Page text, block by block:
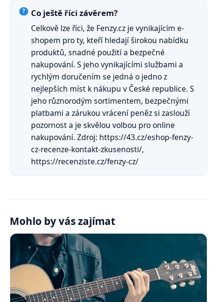
Co ještě říci závěrem?
Celkově lze říci, že Fenzy.cz je vynikajícím e-
shopem pro ty, kteří hledají širokou nabídku
produktů, snadné použití a bezpečné
nakupování. S jeho vynikajícími službami a
rychlým doručením se jedná o jedno z
nejlepších míst k nákupu v České republice. S
jeho různorodým sortimentem, bezpečnými
platbami a zárukou vrácení peněz si zaslouží
pozornost a je skvělou volbou pro online
nakupování. Zdroj: https://43.cz/eshop-fenzy-
cz-recenze-kontakt-zkusenosti/,
https://recenziste.cz/fenzy-cz/
Mohlo by vás zajímat